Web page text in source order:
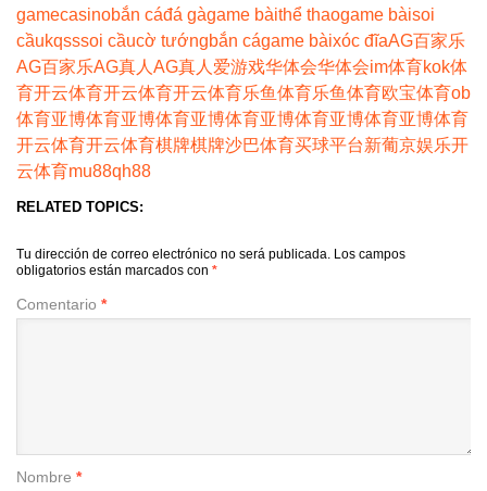
gamecasinobắn cáđá gàgame bàithể thaogame bàisoi
cầukqsssoi cầucờ tướngbắn cágame bàixóc đĩaAG百家乐
AG百家乐AG真人 AG真人 爱游戏华体会华体会im体育kok体
育开云体育开云体育开云体育乐鱼体育乐鱼体育欧宝体育ob
体育亚博体育亚博体育亚博体育亚博体育亚博体育亚博体育
开云体育开云体育棋牌棋牌沙巴体育买球平台新葡京娱乐开
云体育mu88qh88
RELATED TOPICS:
Tu dirección de correo electrónico no será publicada. Los campos
obligatorios están marcados con *
Comentario *
Nombre *